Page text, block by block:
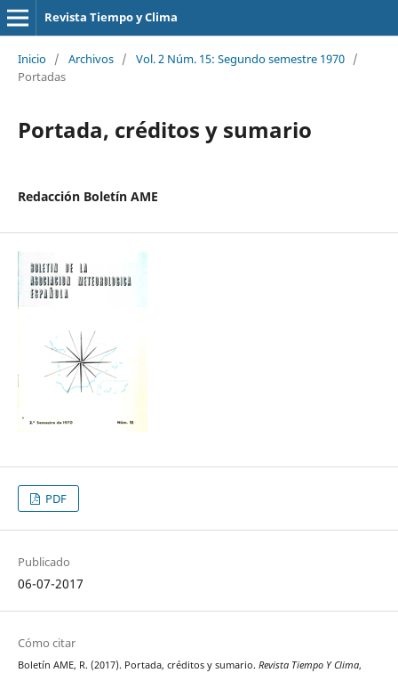
Revista Tiempo y Clima
Inicio / Archivos / Vol. 2 Núm. 15: Segundo semestre 1970 /
Portadas
Portada, créditos y sumario
Redacción Boletín AME
PDF
Publicado
06-07-2017
Cómo citar
Boletín AME, R. (2017). Portada, créditos y sumario. Revista Tiempo Y Clima,